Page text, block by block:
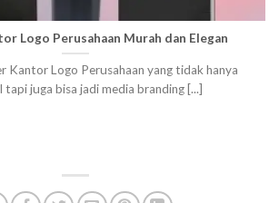
Logo Perusahaan Murah dan Elegan
Kantor Logo Perusahaan yang tidak hanya
tapi juga bisa jadi media branding [...]